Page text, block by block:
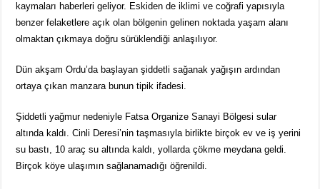
kaymaları haberleri geliyor. Eskiden de iklimi ve coğrafi yapısıyla
benzer felaketlere açık olan bölgenin gelinen noktada yaşam alanı
olmaktan çıkmaya doğru sürüklendiği anlaşılıyor.
Dün akşam Ordu’da başlayan şiddetli sağanak yağışın ardından
ortaya çıkan manzara bunun tipik ifadesi.
Şiddetli yağmur nedeniyle Fatsa Organize Sanayi Bölgesi sular
altında kaldı. Cinli Deresi’nin taşmasıyla birlikte birçok ev ve iş yerini
su bastı, 10 araç su altında kaldı, yollarda çökme meydana geldi.
Birçok köye ulaşımın sağlanamadığı öğrenildi.